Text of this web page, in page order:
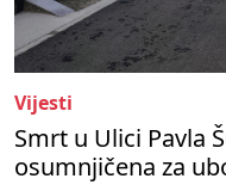
Vijesti
Smrt u Ulici Pavla
osumnjičena za